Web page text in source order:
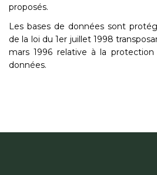
proposés.
Les bases de données sont
de la loi du 1er juillet 1998
mars 1996 relative à la
données.